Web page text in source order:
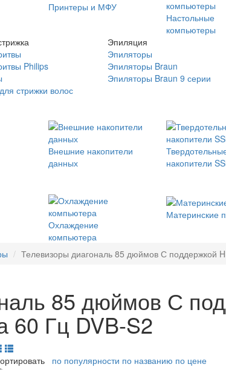
Принтеры и МФУ
Настольные
компьютеры
Philips
стрижки волос
Эпиляция
Эпиляторы
Эпиляторы Braun
Эпиляторы Braun 9 серии
Внешние накопители
данных
накопители
Охлаждение
компьютера
Материнские
Телевизоры диагональ 85 дюймов С поддержкой
85 дюймов С
60 Гц DVB-S2
по популярности по названию по цене